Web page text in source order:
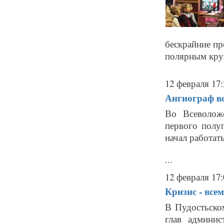
бескрайние
полярным
12 февраля
Ангиограф
Во
первого
начал
...
12 февраля
Кризис -
В
глав